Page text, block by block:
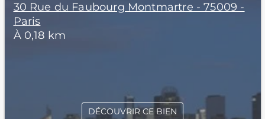
30 Rue du Faubourg Montmartre - 75009 -
Paris
À 0,18 km
DÉCOUVRIR CE BIEN